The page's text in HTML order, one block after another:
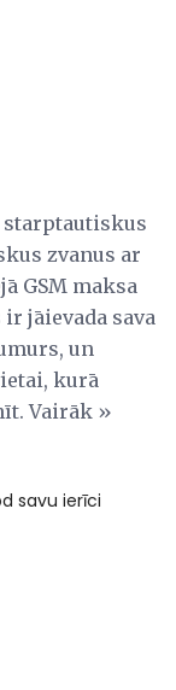
zvanus ar
GSM maksa
jāievada sava
un
kurā
Vairāk »
savu ierīci